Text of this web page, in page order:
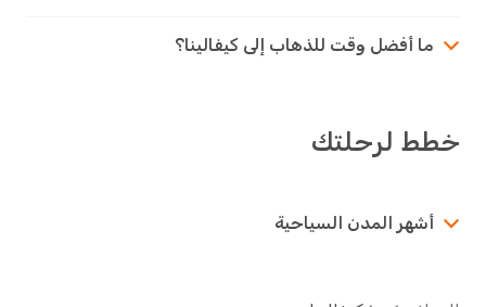
ما أفضل وقت للذهاب إلى كيفالينا؟
خطط لرحلتك
أشهر المدن السياحية